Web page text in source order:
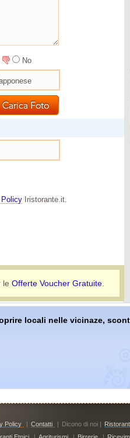
No
Iristorante.it.
le Offerte Voucher Gratuite.
locali nelle vicinaze,
Policy | Contatti | Dicono di noi |